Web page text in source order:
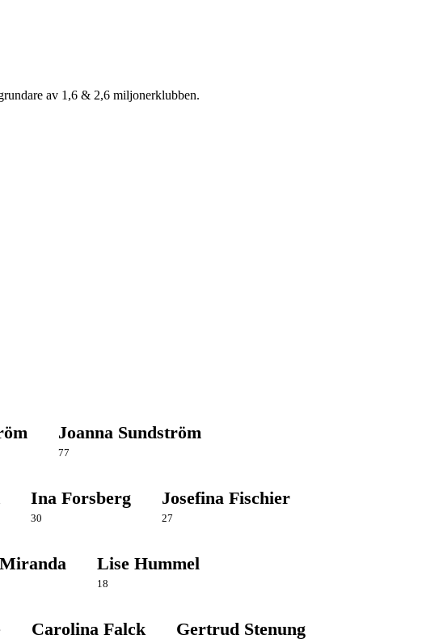
av 1,6 & 2,6 miljonerklubben.
Joanna Sundström
77
Ina Forsberg
30
Josefina Fischier
27
Lise Hummel
18
Carolina Falck Gertrud Stenung